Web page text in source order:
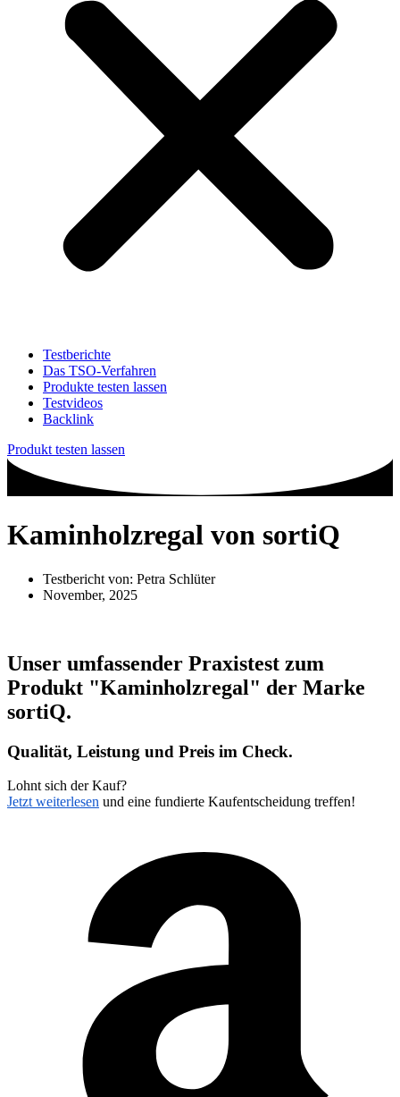
Testberichte
Das TSO-Verfahren
Produkte testen lassen
Testvideos
Backlink
Produkt testen lassen
Kaminholzregal von sortiQ
Testbericht von: Petra Schlüter
November, 2025
Unser umfassender Praxistest zum
Produkt "Kaminholzregal" der Marke
sortiQ.
Qualität, Leistung und Preis im Check.
Lohnt sich der Kauf?
Jetzt weiterlesen und eine fundierte Kaufentscheidung treffen!